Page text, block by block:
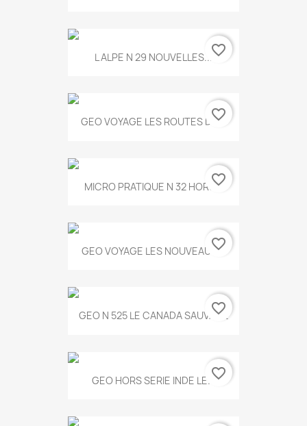
L ALPE N 29 NOUVELLES...favorite_border
GEO VOYAGE LES ROUTES DE...
favorite_border
MICRO PRATIQUE N 32 HORS...
favorite_border
GEO VOYAGE LES NOUVEAUX...
favorite_border
GEO N 525 LE CANADA SAUVAGE
favorite_border
GEO HORS SERIE INDE LE...favorite_border